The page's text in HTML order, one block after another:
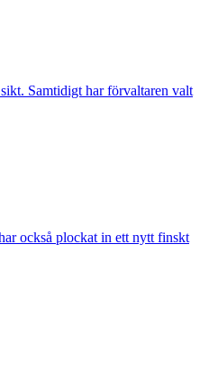
Samtidigt har förvaltaren valt
också plockat in ett nytt finskt